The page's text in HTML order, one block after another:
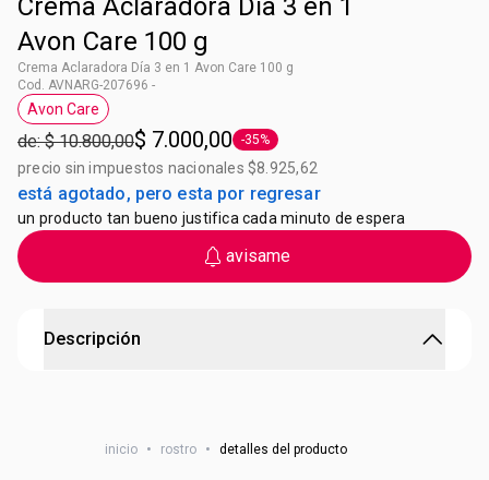
Crema Aclaradora Día 3 en 1
Avon Care 100 g
Crema Aclaradora Día 3 en 1 Avon Care 100 g
Cod. AVNARG-207696 -
Etiqueta Avon Care
Avon Care
de: $ 10.800,00$ 7.000,00 Etiqueta -35%
-35%
precio sin impuestos nacionales $8.925,62
está agotado, pero esta por regresar
un producto tan bueno justifica cada minuto de espera
avisame
Descripción
grasosa y de absorción rápida. Complementá tu rutina de
inicio • rostro • detalles del producto